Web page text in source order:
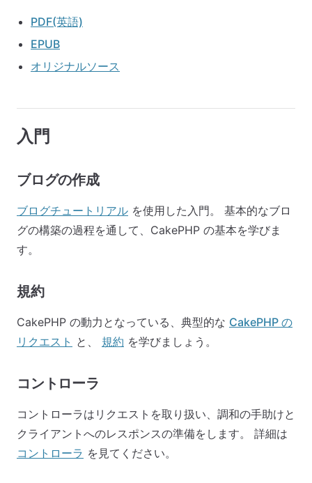
PDF(英語)
EPUB
オリジナルソース
入門
ブログの作成
ブログチュートリアル を使用した入門。 基本的なブロ
グの構築の過程を通して、CakePHP の基本を学びま
す。
規約
CakePHP の動力となっている、典型的な CakePHP の
リクエスト と、 規約 を学びましょう。
コントローラ
コントローラはリクエストを取り扱い、調和の手助けと
クライアントへのレスポンスの準備をします。 詳細は
コントローラ を見てください。